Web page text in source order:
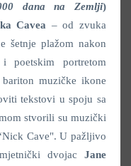
dana na Zemlji)
Cavea – od zvuka
šetnje plažom nakon
poetskim portretom
muzičke ikone
tekstovi u spoju sa
stvorili su muzički
Cave". U pažljivo
dvojac Jane